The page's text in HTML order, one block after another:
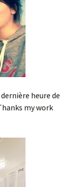
heure de
my work